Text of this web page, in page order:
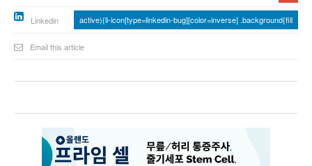
Linkedin active){li-icon[type=linkedin-bug][color=inverse] .background{fill
Email this article